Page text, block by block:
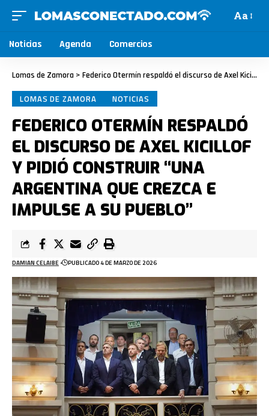
Aa
Noticias Agenda Comercios
Lomas de Zamora > Federico Otermín respaldó el discurso de Axel Kicillof y pidió construir “una Argentina que crezca e impulse a su pueblo”
LOMAS DE ZAMORA NOTICIAS
FEDERICO OTERMÍN RESPALDÓ
EL DISCURSO DE AXEL KICILLOF
Y PIDIÓ CONSTRUIR “UNA
ARGENTINA QUE CREZCA E
IMPULSE A SU PUEBLO”
DAMIAN CELAIBE PUBLICADO 4 DE MARZO DE 2026